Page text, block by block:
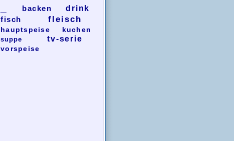
backen
drink
fisch
fleisch
hauptspeise kuchen
suppe tv-serie
vorspeise